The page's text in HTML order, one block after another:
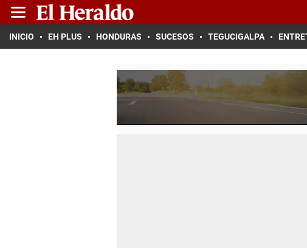
INICIO EH PLUS HONDURAS SUCESOS TEGUCIGALPA